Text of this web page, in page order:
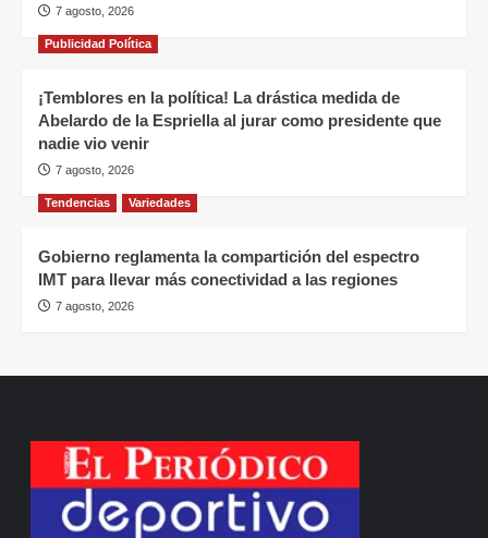
7 agosto, 2026
Publicidad Política
¡Temblores en la política! La drástica medida de
Abelardo de la Espriella al jurar como presidente que
nadie vio venir
7 agosto, 2026
Tendencias Variedades
Gobierno reglamenta la compartición del espectro
IMT para llevar más conectividad a las regiones
7 agosto, 2026